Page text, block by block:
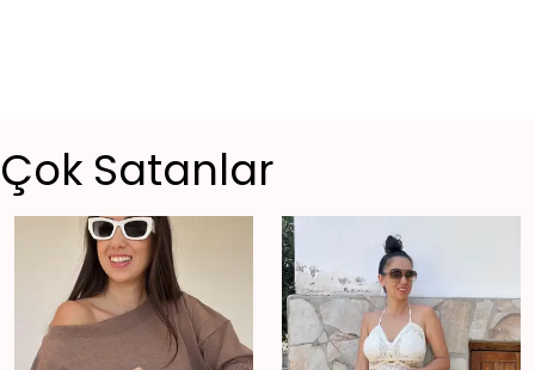
Çok Satanlar